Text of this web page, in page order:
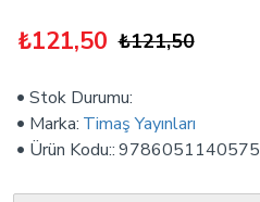
Stok Durumu:
Marka: Timaş Yayınları
Ürün Kodu::9786051140575
₺121,50 ₺121,50